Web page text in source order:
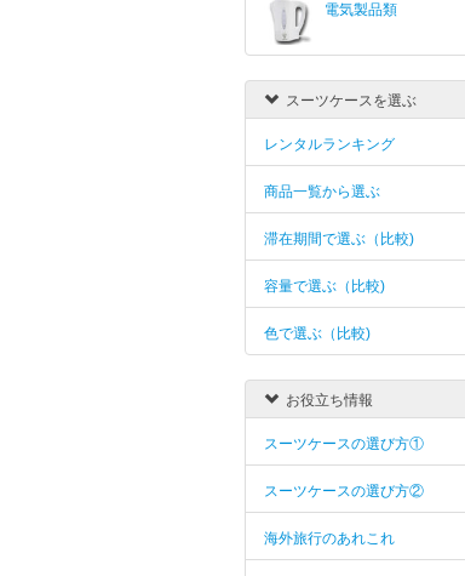
電気製品類
スーツケースを選ぶ
レンタルランキング
商品一覧から選ぶ
滞在期間で選ぶ（比較)
容量で選ぶ（比較)
色で選ぶ（比較)
お役立ち情報
スーツケースの選び方①
スーツケースの選び方②
海外旅行のあれこれ